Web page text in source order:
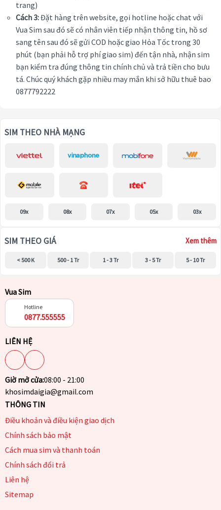
trang)
Cách 3:Đặt hàng trên website, gọi hotline hoặc chat với
Vua Sim sau đó sẽ có nhân viên tiếp nhận thông tin, hồ sơ
sang tên sau đó sẽ gửi COD hoặc giao Hỏa Tốc trong 30
phút (bạn phải hỗ trợ phí giao sim) đến tận nhà, nhận sim
bạn kiểm tra đúng thông tin chính chủ và trả tiền cho bưu
tá. Chúc quý khách gặp nhiều may mắn khi sở hữu thuê bao
0877792222
SIM THEO NHÀ MẠNG
09x 08x 07x 05x 03x
SIM THEO GIÁ Xem thêm
< 500 K 500 - 1 Tr 1 - 3 Tr 3 - 5 Tr 5 - 10 Tr
Vua Sim
Hotline
0877.555555
LIÊN HỆ
Giờ mở cửa:08:00 - 21:00
khosimdaigia@gmail.com
THÔNG TIN
Điều khoản và điều kiện giao dịch
Chính sách bảo mật
Cách mua sim và thanh toán
Chính sách đổi trả
Liên hệ
Sitemap